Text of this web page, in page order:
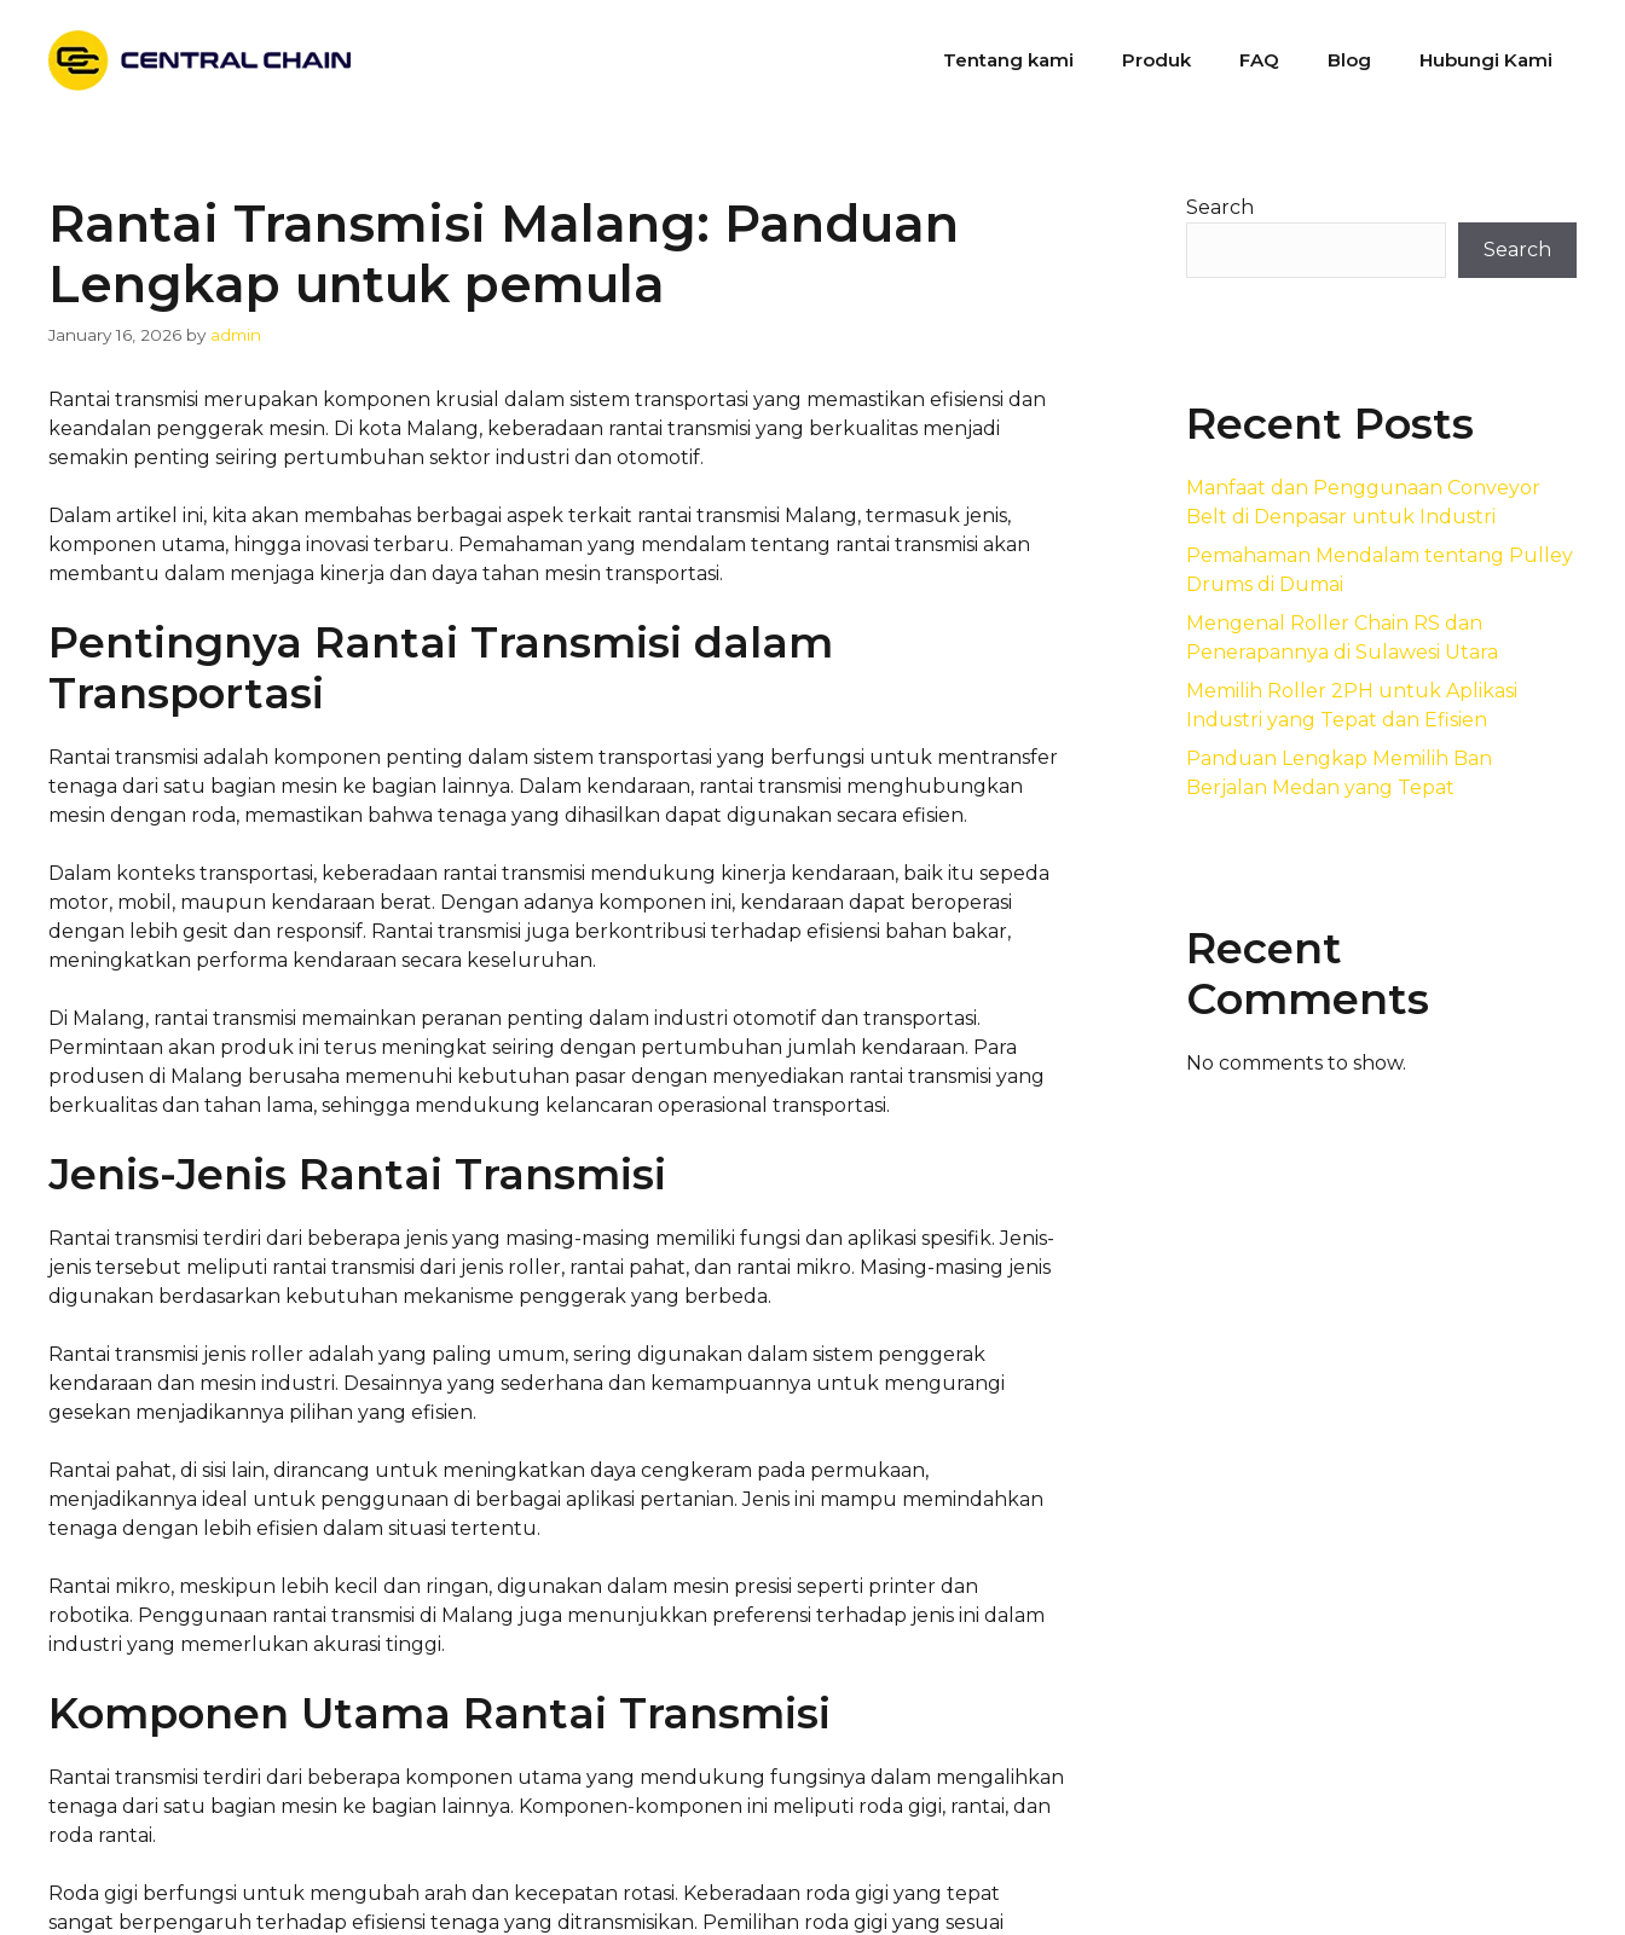
content
Tentang kami Produk FAQ Blog Hubungi Kami
Rantai Transmisi Malang: Panduan
Lengkap untuk pemula
January 16, 2026 by admin
Rantai transmisi merupakan komponen krusial dalam sistem transportasi yang memastikan efisiensi dan
keandalan penggerak mesin. Di kota Malang, keberadaan rantai transmisi yang berkualitas menjadi
semakin penting seiring pertumbuhan sektor industri dan otomotif.
Dalam artikel ini, kita akan membahas berbagai aspek terkait rantai transmisi Malang, termasuk jenis,
komponen utama, hingga inovasi terbaru. Pemahaman yang mendalam tentang rantai transmisi akan
membantu dalam menjaga kinerja dan daya tahan mesin transportasi.
Pentingnya Rantai Transmisi dalam
Transportasi
Rantai transmisi adalah komponen penting dalam sistem transportasi yang berfungsi untuk mentransfer
tenaga dari satu bagian mesin ke bagian lainnya. Dalam kendaraan, rantai transmisi menghubungkan
mesin dengan roda, memastikan bahwa tenaga yang dihasilkan dapat digunakan secara efisien.
Dalam konteks transportasi, keberadaan rantai transmisi mendukung kinerja kendaraan, baik itu sepeda
motor, mobil, maupun kendaraan berat. Dengan adanya komponen ini, kendaraan dapat beroperasi
dengan lebih gesit dan responsif. Rantai transmisi juga berkontribusi terhadap efisiensi bahan bakar,
meningkatkan performa kendaraan secara keseluruhan.
Di Malang, rantai transmisi memainkan peranan penting dalam industri otomotif dan transportasi.
Permintaan akan produk ini terus meningkat seiring dengan pertumbuhan jumlah kendaraan. Para
produsen di Malang berusaha memenuhi kebutuhan pasar dengan menyediakan rantai transmisi yang
berkualitas dan tahan lama, sehingga mendukung kelancaran operasional transportasi.
Jenis-Jenis Rantai Transmisi
Rantai transmisi terdiri dari beberapa jenis yang masing-masing memiliki fungsi dan aplikasi spesifik. Jenis-
jenis tersebut meliputi rantai transmisi dari jenis roller, rantai pahat, dan rantai mikro. Masing-masing jenis
digunakan berdasarkan kebutuhan mekanisme penggerak yang berbeda.
Rantai transmisi jenis roller adalah yang paling umum, sering digunakan dalam sistem penggerak
kendaraan dan mesin industri. Desainnya yang sederhana dan kemampuannya untuk mengurangi
gesekan menjadikannya pilihan yang efisien.
Rantai pahat, di sisi lain, dirancang untuk meningkatkan daya cengkeram pada permukaan,
menjadikannya ideal untuk penggunaan di berbagai aplikasi pertanian. Jenis ini mampu memindahkan
tenaga dengan lebih efisien dalam situasi tertentu.
Rantai mikro, meskipun lebih kecil dan ringan, digunakan dalam mesin presisi seperti printer dan
robotika. Penggunaan rantai transmisi di Malang juga menunjukkan preferensi terhadap jenis ini dalam
industri yang memerlukan akurasi tinggi.
Komponen Utama Rantai Transmisi
Rantai transmisi terdiri dari beberapa komponen utama yang mendukung fungsinya dalam mengalihkan
tenaga dari satu bagian mesin ke bagian lainnya. Komponen-komponen ini meliputi roda gigi, rantai, dan
roda rantai.
Roda gigi berfungsi untuk mengubah arah dan kecepatan rotasi. Keberadaan roda gigi yang tepat
sangat berpengaruh terhadap efisiensi tenaga yang ditransmisikan. Pemilihan roda gigi yang sesuai
Search
Search
Recent Posts
Manfaat dan Penggunaan Conveyor
Belt di Denpasar untuk Industri
Pemahaman Mendalam tentang Pulley
Drums di Dumai
Mengenal Roller Chain RS dan
Penerapannya di Sulawesi Utara
Memilih Roller 2PH untuk Aplikasi
Industri yang Tepat dan Efisien
Panduan Lengkap Memilih Ban
Berjalan Medan yang Tepat
Recent
Comments
No comments to show.